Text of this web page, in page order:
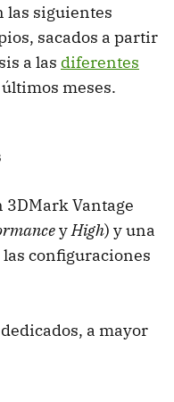
las siguientes
sacados a partir
a las diferentes
meses.
Vantage
yHigh) y una
configuraciones
a mayor